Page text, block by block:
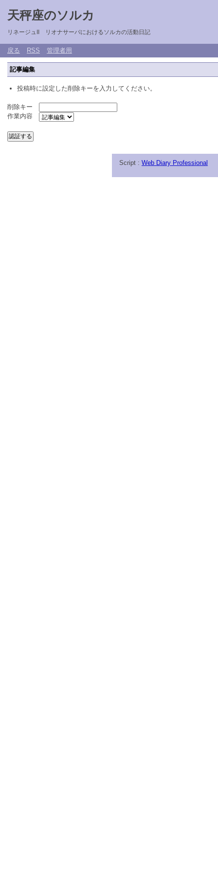
天秤座のソルカ
リネージュII リオナサーバにおけるソルカの活動日記
戻る RSS 管理者用
記事編集
投稿時に設定した削除キーを入力してください。
削除キー
作業内容
Script : Web Diary Professional